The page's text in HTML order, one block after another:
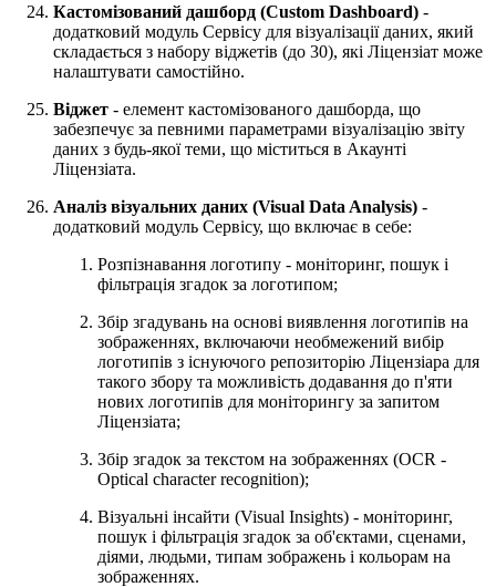
Кастомізований дашборд (Custom Dashboard) -
додатковий модуль Сервісу для візуалізації даних, який
складається з набору віджетів (до 30), які Ліцензіат може
налаштувати самостійно.
Віджет - елемент кастомізованого дашборда, що
забезпечує за певними параметрами візуалізацію звіту
даних з будь-якої теми, що міститься в Акаунті
Ліцензіата.
Аналіз візуальних даних (Visual Data Analysis) -
додатковий модуль Сервісу, що включає в себе:
Розпізнавання логотипу - моніторинг, пошук і
фільтрація згадок за логотипом;
Збір згадувань на основі виявлення логотипів на
зображеннях, включаючи необмежений вибір
логотипів з існуючого репозиторію Ліцензіара для
такого збору та можливість додавання до п'яти
нових логотипів для моніторингу за запитом
Ліцензіата;
Збір згадок за текстом на зображеннях (OCR -
Optical character recognition);
Візуальні інсайти (Visual Insights) - моніторинг,
пошук і фільтрація згадок за об'єктами, сценами,
діями, людьми, типам зображень і кольорам на
зображеннях.